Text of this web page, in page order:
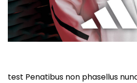
test Penatibus non phasellus